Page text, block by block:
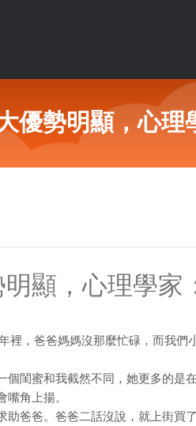
優勢明顯，心
顯，心理學家
裡，爸爸媽媽沒那麼忙碌，而我們
個閨蜜和我截然不同，她更多的是
角上揚。
助爸爸。爸爸二話沒說，就上街買